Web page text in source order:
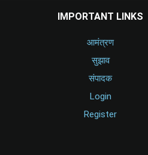
IMPORTANT LINKS
आमंत्रण
सुझाव
संपादक
Login
Register